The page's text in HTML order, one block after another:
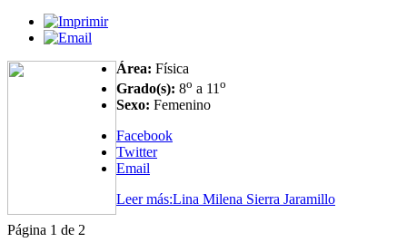
Área: Física
Grado(s): 8o a 11o
Sexo: Femenino
Facebook
Twitter
Email
Leer más:Lina Milena Sierra Jaramillo
Página 1 de 2